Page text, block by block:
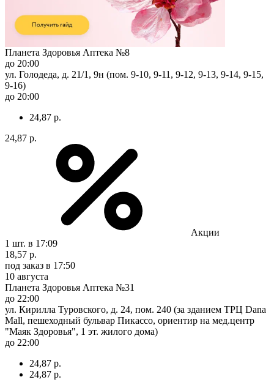
Планета Здоровья Аптека №8
до 20:00
ул. Голодеда, д. 21/1, 9н (пом. 9-10, 9-11, 9-12, 9-13, 9-14, 9-15,
9-16)
до 20:00
24,87 р.
24,87 р.
Акции
1 шт. в 17:09
18,57 р.
под заказ в 17:50
10 августа
Планета Здоровья Аптека №31
до 22:00
ул. Кирилла Туровского, д. 24, пом. 240 (за зданием ТРЦ Dana
Mall, пешеходный бульвар Пикассо, ориентир на мед.центр
"Маяк Здоровья", 1 эт. жилого дома)
до 22:00
24,87 р.
24,87 р.